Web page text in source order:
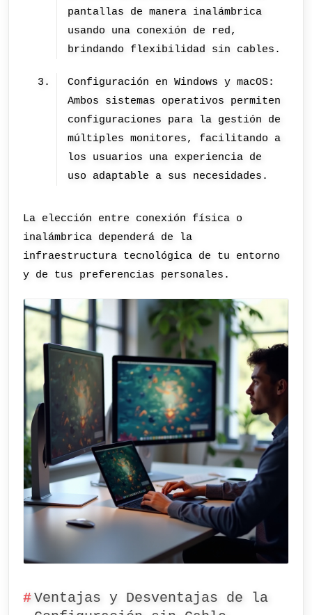
pantallas de manera inalámbrica
usando una conexión de red,
brindando flexibilidad sin cables.
Configuración en Windows y macOS:
Ambos sistemas operativos permiten
configuraciones para la gestión de
múltiples monitores, facilitando a
los usuarios una experiencia de
uso adaptable a sus necesidades.
La elección entre conexión física o
inalámbrica dependerá de la
infraestructura tecnológica de tu entorno
y de tus preferencias personales.
Ventajas y Desventajas de la